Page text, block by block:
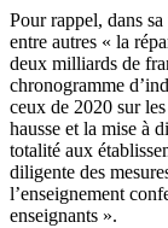
Pour rappel, dans
entre autres « la
deux milliards de
chronogramme
ceux de 2020 sur
hausse et la mise à
totalité aux
diligente des
l’enseignement
enseignants ».